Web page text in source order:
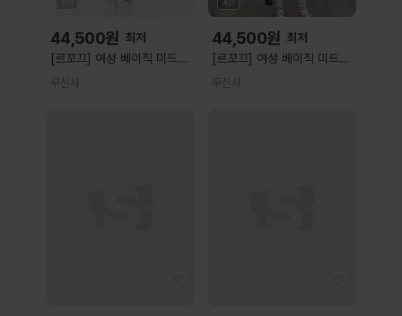
44,500원 최저
[르꼬끄] 여성 베이직 미드라
이즈 레깅스 - 블랙
무신사
44,500원 최저
[르꼬끄] 여성 베이직 미드라
이즈 레깅스 - 블루
무신사